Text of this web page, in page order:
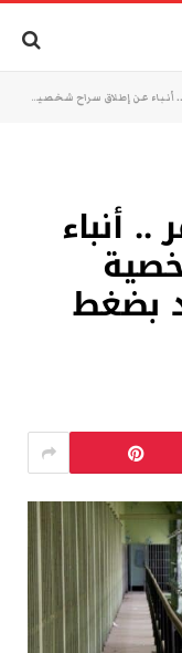
سراح شخصية مهمة من آل سعود بضغط أمريكي
أنباء
بضغط